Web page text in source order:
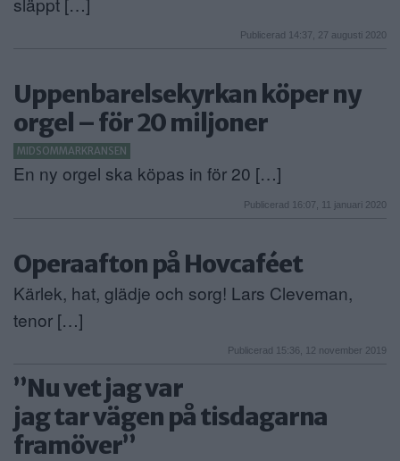
Publicerad 14:37, 27 augusti 2020
Uppenbarelsekyrkan köper ny
orgel – för 20 miljoner
MIDSOMMARKRANSEN
En ny orgel ska köpas in för 20 […]
Publicerad 16:07, 11 januari 2020
Operaafton på Hovcaféet
Kärlek, hat, glädje och sorg! Lars Cleveman,
tenor […]
Publicerad 15:36, 12 november 2019
”Nu vet jag var
jag tar vägen på tisdagarna
framöver”